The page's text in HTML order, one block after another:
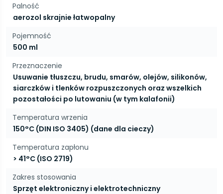
Palność
aerozol skrajnie łatwopalny
Pojemność
500 ml
Przeznaczenie
Usuwanie tłuszczu, brudu, smarów, olejów, silikonów,
siarczków i tlenków rozpuszczonych oraz wszelkich
pozostałości po lutowaniu (w tym kalafonii)
Temperatura wrzenia
150°C (DIN ISO 3405) (dane dla cieczy)
Temperatura zapłonu
> 41°C (ISO 2719)
Zakres stosowania
Sprzęt elektroniczny i elektrotechniczny